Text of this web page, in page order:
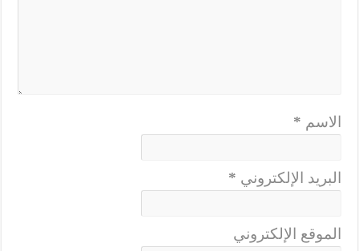
الاسم *
البريد الإلكتروني *
الموقع الإلكتروني